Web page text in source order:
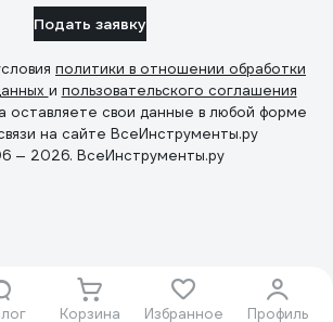
Корзина Избранное Профиль
Подать заявку
политики в отношении обработки
и пользовательского соглашения
оставляете свои данные в любой форме
на сайте ВсеИнструменты.ру
— 2026. ВсеИнструменты.ру